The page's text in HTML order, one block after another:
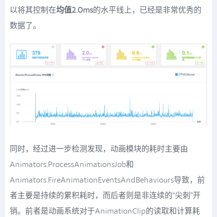
以将其控制在均值2.0ms的水平线上，已经是非常优秀的
数据了。
同时，经过进一步检测发现，动画模块的耗时主要由
Animators.ProcessAnimationsJob和
Animators.FireAnimationEventsAndBehaviours导致，前
者主要是持续的累积耗时，而后者则是非连续的“尖刺”开
销。前者是动画系统对于AnimationClip的读取和计算耗